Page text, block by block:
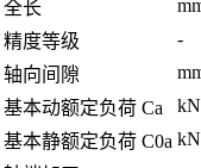
全长
精度等级
-
轴向间隙
基本动额定负荷 Ca
kN
基本静额定负荷 C0a kN